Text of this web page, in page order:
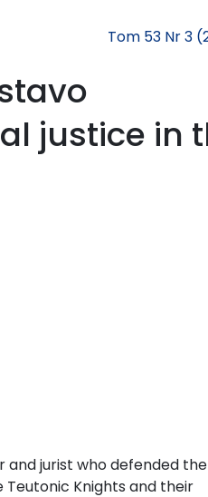
Tom 53 Nr 3
justice in
and jurist who defended the
Knights and their